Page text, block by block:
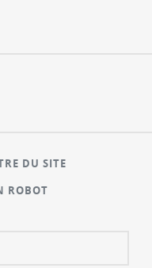
DU SITE
ROBOT